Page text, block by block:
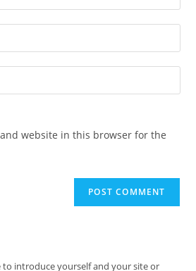
website in this browser for the
to introduce yourself and your site or